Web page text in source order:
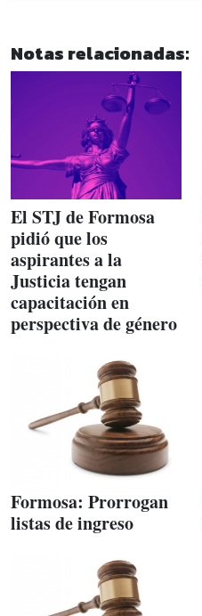
Notas relacionadas:
El STJ de Formosa
pidió que los
aspirantes a la
Justicia tengan
capacitación en
perspectiva de género
Formosa: Prorrogan
listas de ingreso